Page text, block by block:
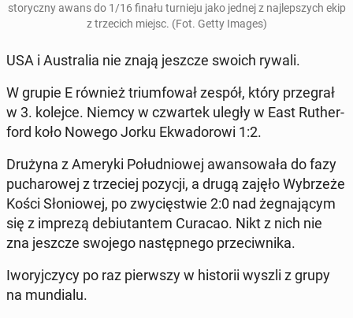
sto­rycz­ny awans do 1/16 finału tur­nie­ju jako jednej z naj­lep­szych ekip
z trze­cich miejsc. (Fot. Getty Images)
USA i Au­stra­lia nie znają jeszcze swoich rywali.
W grupie E również trium­fo­wał zespół, który prze­grał
w 3. kolejce. Niemcy w czwar­tek uległy w East Ru­ther­
ford koło Nowego Jorku Ekwa­do­ro­wi 1:2.
Drużyna z Ameryki Po­łu­dnio­wej awan­so­wa­ła do fazy
pu­cha­ro­wej z trze­ciej pozycji, a drugą zajęło Wy­brze­że
Kości Sło­nio­wej, po zwy­cię­stwie 2:0 nad że­gna­ją­cym
się z imprezą de­biu­tan­tem Curacao. Nikt z nich nie
zna jeszcze swojego na­stęp­ne­go prze­ciw­ni­ka.
Iwo­ryj­czy­cy po raz pierw­szy w hi­sto­rii wyszli z grupy
na mun­dia­lu.